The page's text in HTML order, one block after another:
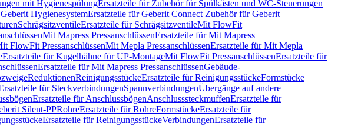
mit HygienespülungErsatzteile für Zubehör für Spülkästen und WC-Steuerungen
HygienesystemErsatzteile für Geberit Connect Zubehör für Geberit
SchrägsitzventileErsatzteile für SchrägsitzventileMit FlowFit
Mit Mapress PressanschlüssenErsatzteile für Mit Mapress
FlowFit PressanschlüssenMit Mepla PressanschlüssenErsatzteile für Mit Mepla
Ersatzteile für Kugelhähne für UP-MontageMit FlowFit PressanschlüssenErsatzteile für
Ersatzteile für Mit Mapress PressanschlüssenGebäude-
ReduktionenReinigungsstückeErsatzteile für ReinigungsstückeFormstücke
für SteckverbindungenSpannverbindungenÜbergänge auf andere
Ersatzteile für AnschlussbögenAnschlusssteckmuffenErsatzteile für
Silent-PPRohreErsatzteile für RohreFormstückeErsatzteile für
Ersatzteile für ReinigungsstückeVerbindungenErsatzteile für